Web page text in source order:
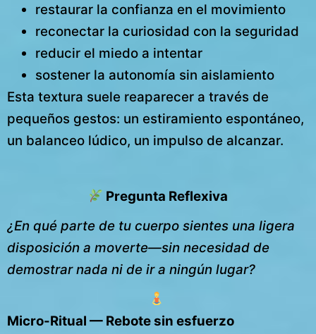
restaurar la confianza en el movimiento
reconectar la curiosidad con la seguridad
reducir el miedo a intentar
sostener la autonomía sin aislamiento
Esta textura suele reaparecer a través de
pequeños gestos: un estiramiento espontáneo,
un balanceo lúdico, un impulso de alcanzar.
Pregunta Reflexiva
¿En qué parte de tu cuerpo sientes una ligera
disposición a moverte—sin necesidad de
demostrar nada ni de ir a ningún lugar?
Micro-Ritual — Rebote sin esfuerzo